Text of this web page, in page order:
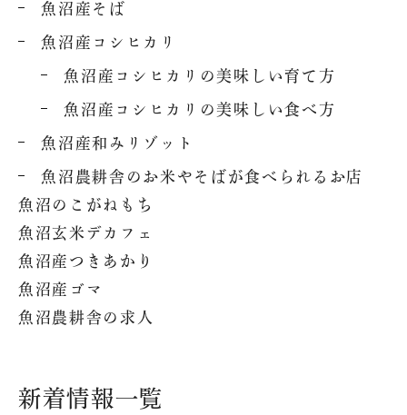
魚沼産そば
魚沼産コシヒカリ
魚沼産コシヒカリの美味しい育て方
魚沼産コシヒカリの美味しい食べ方
魚沼産和みリゾット
魚沼農耕舎のお米やそばが食べられるお店
魚沼のこがねもち
魚沼玄米デカフェ
魚沼産つきあかり
魚沼産ゴマ
魚沼農耕舎の求人
新着情報一覧